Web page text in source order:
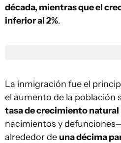
década, mientras que el
inferior al 2%.
La inmigración fue el
el aumento de la población
tasa de crecimiento natural
nacimientos y
alrededor de una décima